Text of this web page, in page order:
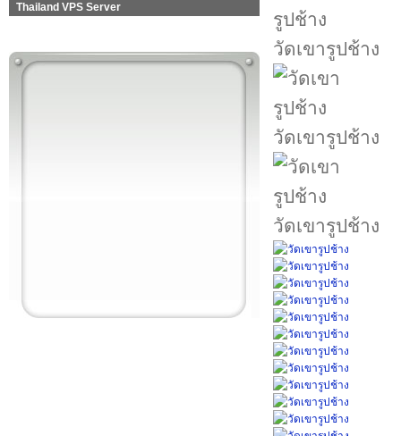
Thailand VPS Server
วัดเขารูปช้าง
วัดเขารูปช้าง
วัดเขารูปช้าง